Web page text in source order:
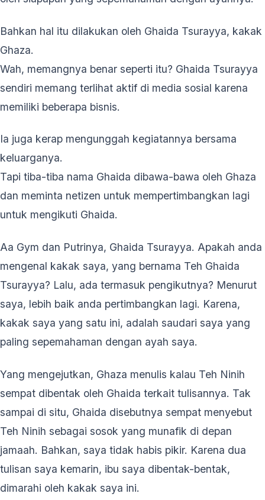
Bahkan hal itu dilakukan oleh Ghaida Tsurayya, kakak
Ghaza.
Wah, memangnya benar seperti itu? Ghaida Tsurayya
sendiri memang terlihat aktif di media sosial karena
memiliki beberapa bisnis.
Ia juga kerap mengunggah kegiatannya bersama
keluarganya.
Tapi tiba-tiba nama Ghaida dibawa-bawa oleh Ghaza
dan meminta netizen untuk mempertimbangkan lagi
untuk mengikuti Ghaida.
Aa Gym dan Putrinya, Ghaida Tsurayya. Apakah anda
mengenal kakak saya, yang bernama Teh Ghaida
Tsurayya? Lalu, ada termasuk pengikutnya? Menurut
saya, lebih baik anda pertimbangkan lagi. Karena,
kakak saya yang satu ini, adalah saudari saya yang
paling sepemahaman dengan ayah saya.
Yang mengejutkan, Ghaza menulis kalau Teh Ninih
sempat dibentak oleh Ghaida terkait tulisannya. Tak
sampai di situ, Ghaida disebutnya sempat menyebut
Teh Ninih sebagai sosok yang munafik di depan
jamaah. Bahkan, saya tidak habis pikir. Karena dua
tulisan saya kemarin, ibu saya dibentak-bentak,
dimarahi oleh kakak saya ini.